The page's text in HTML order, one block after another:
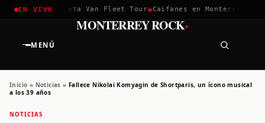
EN VIVO
2026 ✱Greta Van Fleet Tour✱Caifanes en Monterrey · 12
MENÚ
MONTERREY ROCK·
Inicio » Noticias » Fallece Nikolai Komyagin de Shortparis, un ícono musical
a los 39 años
NOTICIAS